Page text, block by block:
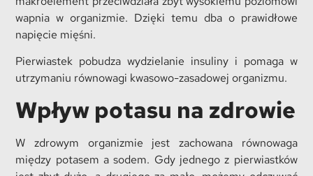
wapnia w organizmie. Dzięki temu dba o prawidłowe
napięcie mięśni.
Pierwiastek pobudza wydzielanie insuliny i pomaga w
utrzymaniu równowagi kwasowo-zasadowej organizmu.
Wpływ potasu na zdrowie
W zdrowym organizmie jest zachowana równowaga
między potasem a sodem. Gdy jednego z pierwiastków